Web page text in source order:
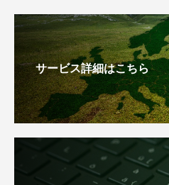
サービス詳細はこちら